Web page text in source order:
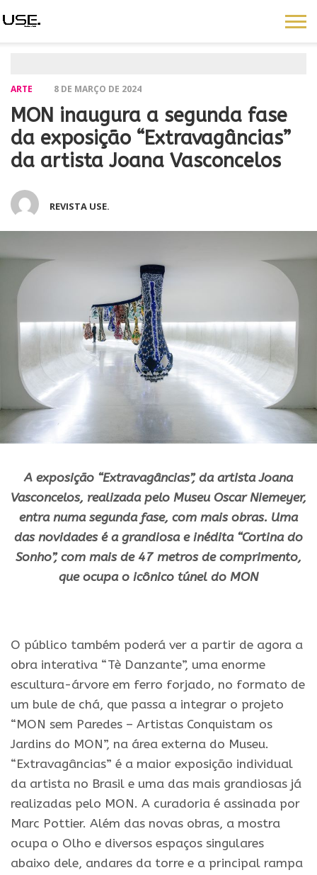
ARTE 8 DE MARÇO DE 2024
MON inaugura a segunda fase
da exposição “Extravagâncias”
da artista Joana Vasconcelos
REVISTA USE.
A exposição “Extravagâncias”, da artista Joana
Vasconcelos, realizada pelo Museu Oscar Niemeyer,
entra numa segunda fase, com mais obras. Uma
das novidades é a grandiosa e inédita “Cortina do
Sonho”, com mais de 47 metros de comprimento,
que ocupa o icônico túnel do MON
O público também poderá ver a partir de agora a
obra interativa “Tè Danzante”, uma enorme
escultura-árvore em ferro forjado, no formato de
um bule de chá, que passa a integrar o projeto
“MON sem Paredes – Artistas Conquistam os
Jardins do MON”, na área externa do Museu.
“Extravagâncias” é a maior exposição individual
da artista no Brasil e uma das mais grandiosas já
realizadas pelo MON. A curadoria é assinada por
Marc Pottier. Além das novas obras, a mostra
ocupa o Olho e diversos espaços singulares
abaixo dele, andares da torre e a principal rampa